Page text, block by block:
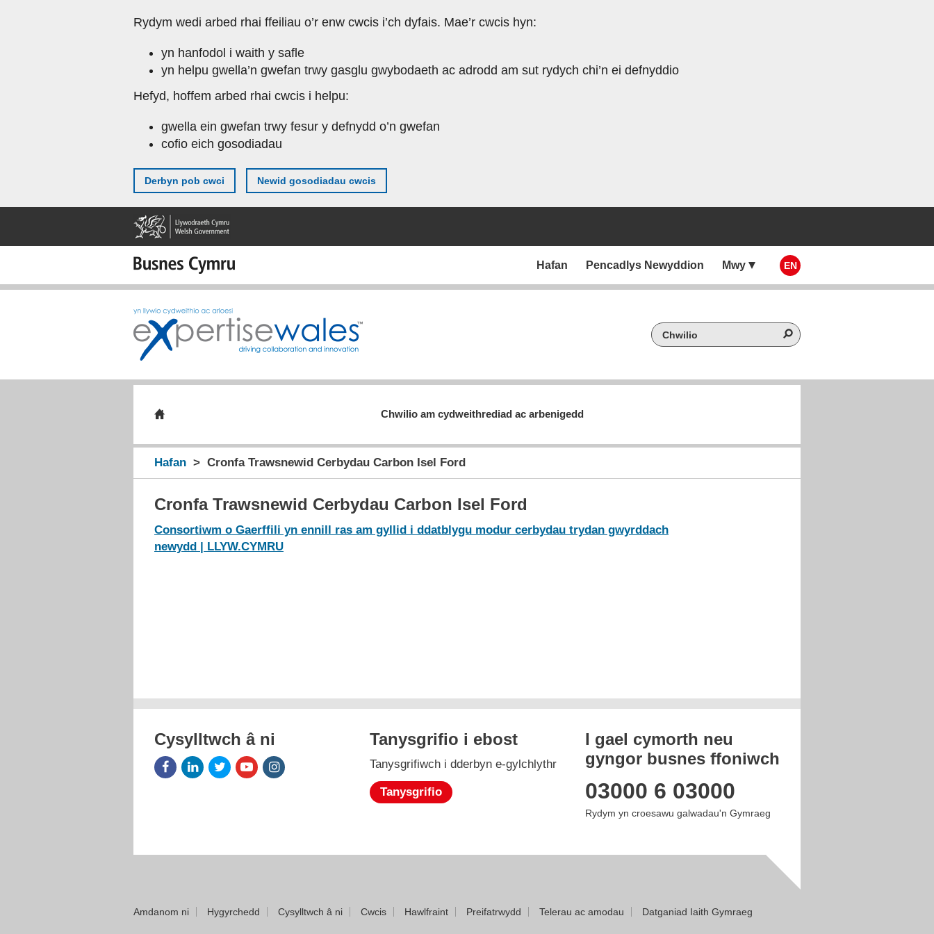
Rydym wedi arbed rhai ffeiliau o’r enw cwcis i’ch dyfais. Mae’r cwcis hyn:
yn hanfodol i waith y safle
yn helpu gwella’n gwefan trwy gasglu gwybodaeth ac adrodd am sut rydych chi’n ei defnyddio
Hefyd, hoffem arbed rhai cwcis i helpu:
gwella ein gwefan trwy fesur y defnydd o’n gwefan
cofio eich gosodiadau
Derbyn pob cwci Newid gosodiadau cwcis
EN
Hafan Pencadlys Newyddion Mwy
Chwilio am cydweithrediad ac arbenigedd
Hafan Cronfa Trawsnewid Cerbydau Carbon Isel Ford
Cronfa Trawsnewid Cerbydau Carbon Isel Ford
Consortiwm o Gaerffili yn ennill ras am gyllid i ddatblygu modur cerbydau trydan gwyrddach
newydd | LLYW.CYMRU
Cysylltwch â ni
Facebook
Icon
LinkedIn
Icon
Twitter
Icon
Youtube
Icon
Instagram
Icon
Tanysgrifio i ebost
Tanysgrifiwch i dderbyn e-gylchlythr
Tanysgrifio
I gael cymorth neu
gyngor busnes ffoniwch
03000 6 03000
Rydym yn croesawu galwadau'n Gymraeg
Amdanom ni Hygyrchedd Cysylltwch â ni Cwcis Hawlfraint Preifatrwydd Telerau ac amodau Datganiad Iaith Gymraeg